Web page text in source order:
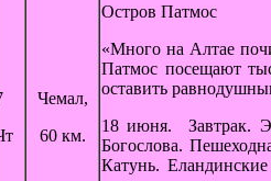
Чемал,
60 км.
Остров Патмос
«Много на Алтае
Патмос посещают
оставить
18 июня. Завтрак.
Богослова.
Катунь.